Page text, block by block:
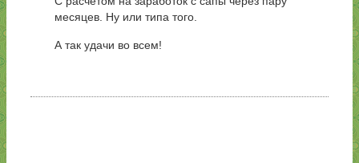
месяцев. Ну или типа того.
А так удачи во всем!